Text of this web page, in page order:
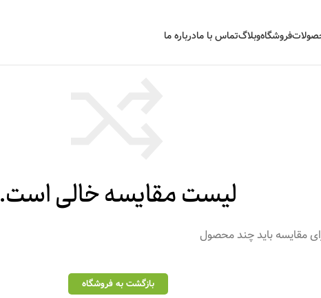
فروشگاهوبلاگتماس با مادرباره ما
لیست مقایسه خالی است.
مقایسه باید چند محصول
بازگشت به فروشگاه